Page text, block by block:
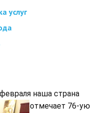
услуг
февраля наша страна
отмечает 76-ую